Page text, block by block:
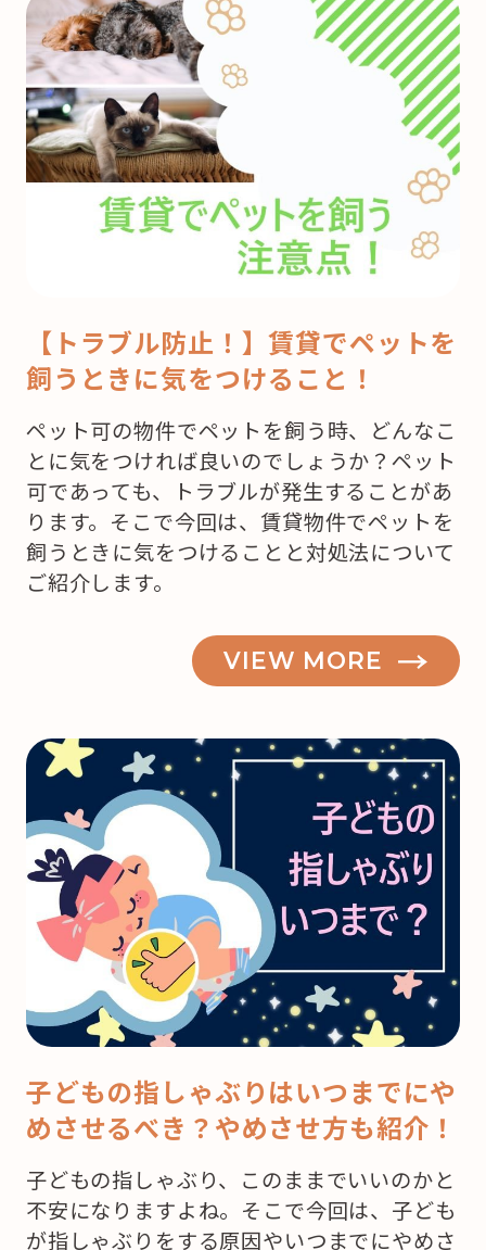
【トラブル防止！】賃貸でペットを
飼うときに気をつけること！
ペット可の物件でペットを飼う時、どんなこ
とに気をつければ良いのでしょうか？ペット
可であっても、トラブルが発生することがあ
ります。そこで今回は、賃貸物件でペットを
飼うときに気をつけることと対処法について
ご紹介します。
VIEW MORE
子どもの指しゃぶりはいつまでにや
めさせるべき？やめさせ方も紹介！
子どもの指しゃぶり、このままでいいのかと
不安になりますよね。そこで今回は、子ども
が指しゃぶりをする原因やいつまでにやめさ